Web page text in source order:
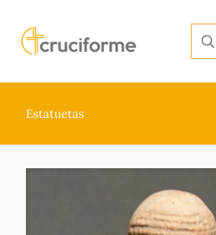
Estatuetas